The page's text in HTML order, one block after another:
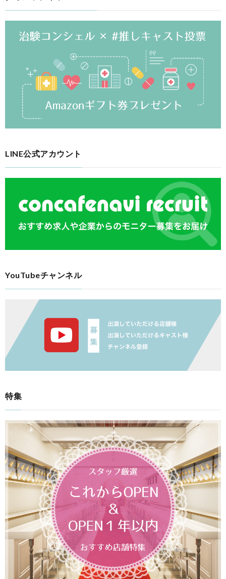
LINE公式アカウント
YouTubeチャンネル
特集